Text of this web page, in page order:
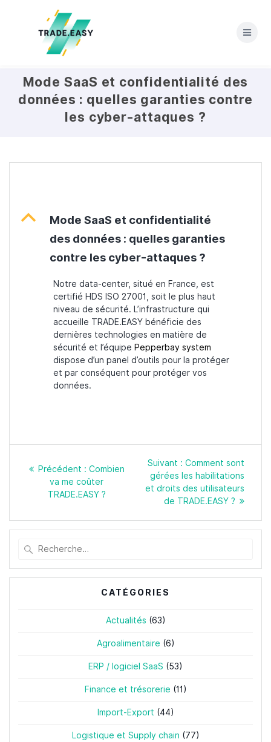
Mode SaaS et confidentialité des
données : quelles garanties contre
les cyber-attaques ?
B
Mode SaaS et confidentialité
des données : quelles garanties
contre les cyber-attaques ?
Notre data-center, situé en France, est
certifié HDS ISO 27001, soit le plus haut
niveau de sécurité. L’infrastructure qui
accueille TRADE.EASY bénéficie des
dernières technologies en matière de
sécurité et l’équipe Pepperbay system
dispose d’un panel d’outils pour la protéger
et par conséquent pour protéger vos
données.
l’article
Précédent : Article
précédent
:
Combien
va me coûter
TRADE.EASY ?
Suivant : Article
suivant
:
Comment sont
gérées les habilitations
et droits des utilisateurs
de TRADE.EASY ?
:
CATÉGORIES
Actualités (63)
Agroalimentaire (6)
ERP / logiciel SaaS (53)
Finance et trésorerie (11)
Import-Export (44)
Logistique et Supply chain (77)